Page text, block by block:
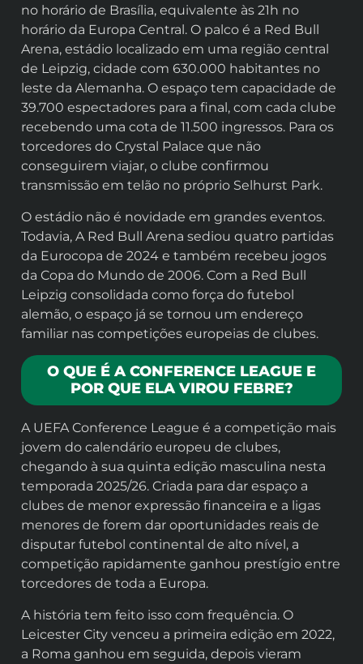
no horário de Brasília, equivalente às 21h no
horário da Europa Central. O palco é a Red Bull
Arena, estádio localizado em uma região central
de Leipzig, cidade com 630.000 habitantes no
leste da Alemanha. O espaço tem capacidade de
39.700 espectadores para a final, com cada clube
recebendo uma cota de 11.500 ingressos. Para os
torcedores do Crystal Palace que não
conseguirem viajar, o clube confirmou
transmissão em telão no próprio Selhurst Park.
O estádio não é novidade em grandes eventos.
Todavia, A Red Bull Arena sediou quatro partidas
da Eurocopa de 2024 e também recebeu jogos
da Copa do Mundo de 2006. Com a Red Bull
Leipzig consolidada como força do futebol
alemão, o espaço já se tornou um endereço
familiar nas competições europeias de clubes.
O QUE É A CONFERENCE LEAGUE E
POR QUE ELA VIROU FEBRE?
A UEFA Conference League é a competição mais
jovem do calendário europeu de clubes,
chegando à sua quinta edição masculina nesta
temporada 2025/26. Criada para dar espaço a
clubes de menor expressão financeira e a ligas
menores de forem dar oportunidades reais de
disputar futebol continental de alto nível, a
competição rapidamente ganhou prestígio entre
torcedores de toda a Europa.
A história tem feito isso com frequência. O
Leicester City venceu a primeira edição em 2022,
a Roma ganhou em seguida, depois vieram